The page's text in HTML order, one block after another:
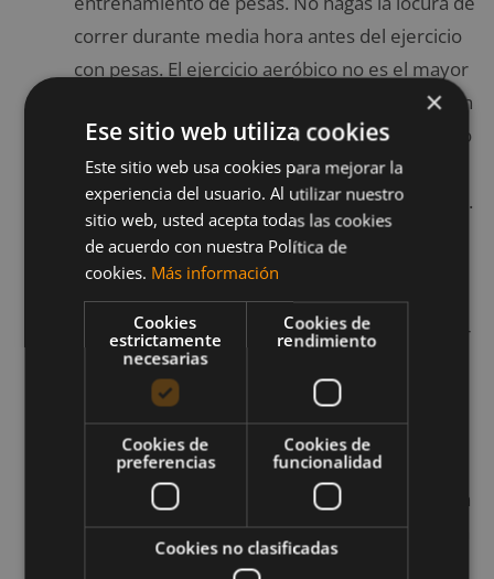
correr durante media hora antes del ejercicio
con pesas. El ejercicio aeróbico no es el mayor
pilar en épocas de volumen o de definición (sin
quitarle la importancia que tiene), por tanto no
entorpezcas tu entrenamiento de pesas con
un ejercicio aeróbico a destiempo o a disgusto.
Y por últimono te obsesiones, es importante
para mantener la motivación. Haz lo que
tengas que hacer durante el día. Tu única
obligación fuera del gimnasio será la de comer
bien; la única. Realiza tus actividades diarias,
ponlo todo en tu trabajo o dedícale un buen
tiempo de estudio a esas asignaturas o esos
exámenes que más te preocupen. A veces el
motivo por el que muchas personas pierden la
motivación con el gimnasio es ante la ausencia
de actividades durante el día. Mantenerse
×
Ese sitio web utiliza cookies
Este sitio web usa cookies para mejorar la
experiencia del usuario. Al utilizar nuestro
sitio web, usted acepta todas las cookies
de acuerdo con nuestra Política de
cookies. Más información
Cookies
estrictamente
necesarias
Cookies de
rendimiento
Cookies de
preferencias
Cookies de
funcionalidad
Cookies no clasificadas